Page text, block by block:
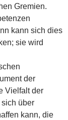
Gremien.
kann sich dies
sie wird
der
Vielfalt der
über
kann, die